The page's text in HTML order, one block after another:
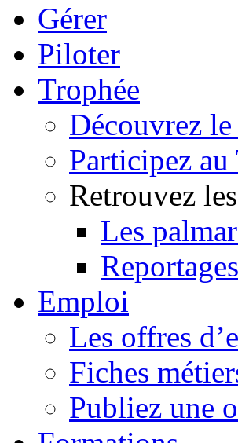
Gérer
Piloter
Trophée
Découvrez
Participez au
Retrouvez
Les
Emploi
Les offres
Fiches
Publiez une